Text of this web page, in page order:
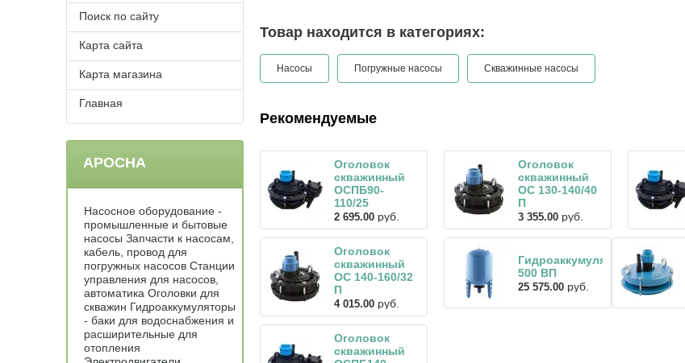
Товар находится в категориях:
Насосы Погружные насосы Скважинные насосы
Рекомендуемые
Оголовок
скважинный
ОСПБ90-
110/25
2 695.00 руб.
Оголовок
скважинный
ОС 130-140/40
П
3 355.00 руб.
Оголовок
скважинный
ОС 140-160/32
П
4 015.00 руб.
Гидроаккумулятор
500 ВП
25 575.00 руб.
Оголовок
скважинный
Поиск по сайту
Карта сайта
Карта магазина
Главная
АРОСНА
Насосное оборудование -
промышленные и бытовые
насосы Запчасти к насосам,
кабель, провод для
погружных насосов Станции
управления для насосов,
автоматика Оголовки для
скважин Гидроаккумуляторы
- баки для водоснабжения и
расширительные для
отопления